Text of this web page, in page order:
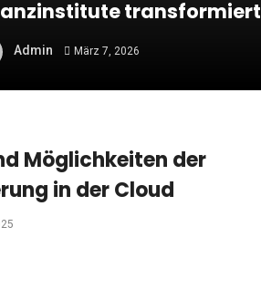
transformiert
Admin März 7, 2026
Möglichkeiten der
in der Cloud